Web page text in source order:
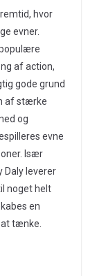
hvor
evner.
af action,
gode grund
af stærke
og
evne
Især
Daly leverer
noget helt
en
tænke.